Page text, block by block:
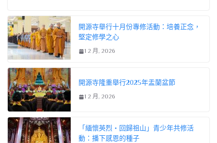
開源寺舉行十月份專修活動：培養正念，
堅定修學之心
1 2 月, 2026
開源寺隆重舉行2025年盂蘭盆節
1 2 月, 2026
「緬懷英烈・回歸祖山」青少年共修活
動：播下感恩的種子